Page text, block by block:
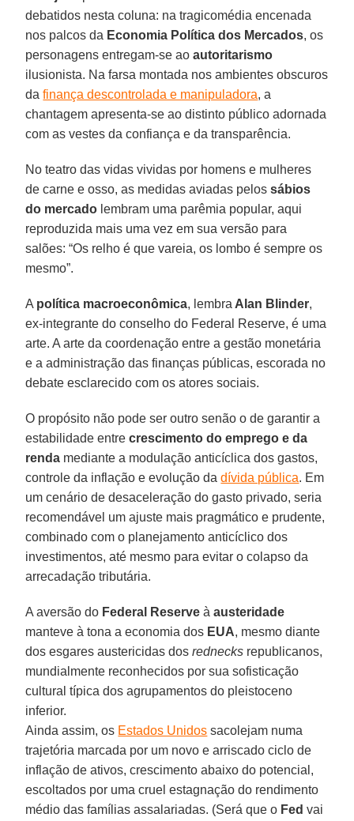
debatidos nesta coluna: na tragicomédia encenada
nos palcos da Economia Política dos Mercados, os
personagens entregam-se aoautoritarismo
ilusionista. Na farsa montada nos ambientes obscuros
dafinança descontrolada e manipuladora, a
chantagem apresenta-se ao distinto público adornada
com as vestes da confiança e da transparência.
No teatro das vidas vividas por homens e mulheres
de carne e osso, as medidas aviadas pelossábios
do mercado lembram uma parêmia popular, aqui
reproduzida mais uma vez em sua versão para
salões: “Os relho é que vareia, os lombo é sempre os
mesmo”.
A política macroeconômica, lembra Alan Blinder,
ex-integrante do conselho do Federal Reserve, é uma
arte. A arte da coordenação entre a gestão monetária
e a administração das finanças públicas, escorada no
debate esclarecido com os atores sociais.
O propósito não pode ser outro senão o de garantir a
estabilidade entrecrescimento do emprego e da
renda mediante a modulação anticíclica dos gastos,
controle da inflação e evolução dadívida pública. Em
um cenário de desaceleração do gasto privado, seria
recomendável um ajuste mais pragmático e prudente,
combinado com o planejamento anticíclico dos
investimentos, até mesmo para evitar o colapso da
arrecadação tributária.
A aversão do Federal Reserve àausteridade
manteve à tona a economia dos EUA, mesmo diante
dos esgares austericidas dosrednecks republicanos,
mundialmente reconhecidos por sua sofisticação
cultural típica dos agrupamentos do pleistoceno
inferior.
Ainda assim, os Estados Unidos sacolejam numa
trajetória marcada por um novo e arriscado ciclo de
inflação de ativos, crescimento abaixo do potencial,
escoltados por uma cruel estagnação do rendimento
médio das famílias assalariadas. (Será que o Fed vai